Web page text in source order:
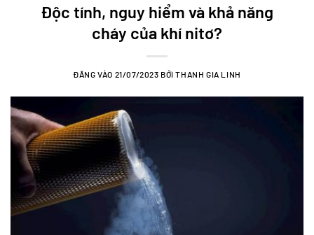
Độc tính, nguy hiểm và khả năng
cháy của khí nitơ?
ĐĂNG VÀO 21/07/2023 BỞITHANH GIA LINH